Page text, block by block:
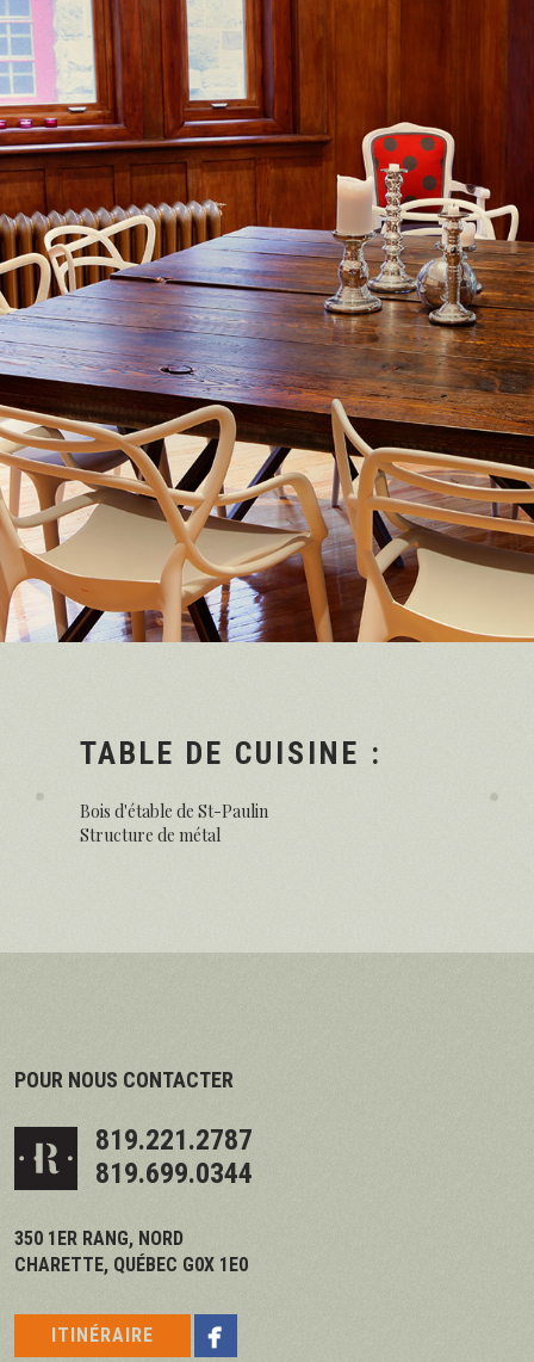
TABLE DE CUISINE :
Bois d'étable de St-Paulin
Structure de métal
POUR NOUS CONTACTER
819.221.2787
819.699.0344
350 1ER RANG, NORD
CHARETTE, QUÉBEC G0X 1E0
ITINÉRAIRE 